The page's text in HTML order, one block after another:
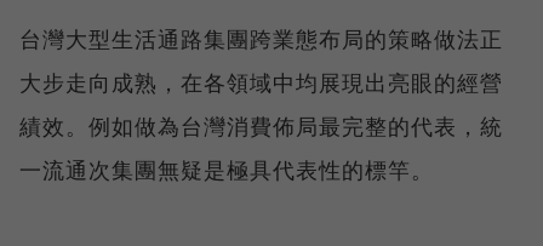
台灣大型生活通路集團跨業態布局的策略做法正
大步走向成熟，在各領域中均展現出亮眼的經營
績效。例如做為台灣消費佈局最完整的代表，統
一流通次集團無疑是極具代表性的標竿。